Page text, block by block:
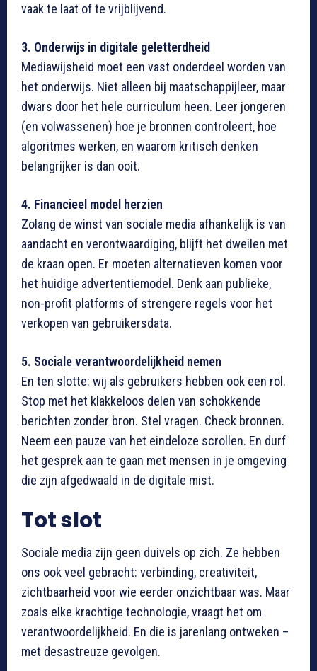
vaak te laat of te vrijblijvend.
3. Onderwijs in digitale geletterdheid
Mediawijsheid moet een vast onderdeel worden van
het onderwijs. Niet alleen bij maatschappijleer, maar
dwars door het hele curriculum heen. Leer jongeren
(en volwassenen) hoe je bronnen controleert, hoe
algoritmes werken, en waarom kritisch denken
belangrijker is dan ooit.
4. Financieel model herzien
Zolang de winst van sociale media afhankelijk is van
aandacht en verontwaardiging, blijft het dweilen met
de kraan open. Er moeten alternatieven komen voor
het huidige advertentiemodel. Denk aan publieke,
non-profit platforms of strengere regels voor het
verkopen van gebruikersdata.
5. Sociale verantwoordelijkheid nemen
En ten slotte: wij als gebruikers hebben ook een rol.
Stop met het klakkeloos delen van schokkende
berichten zonder bron. Stel vragen. Check bronnen.
Neem een pauze van het eindeloze scrollen. En durf
het gesprek aan te gaan met mensen in je omgeving
die zijn afgedwaald in de digitale mist.
Tot slot
Sociale media zijn geen duivels op zich. Ze hebben
ons ook veel gebracht: verbinding, creativiteit,
zichtbaarheid voor wie eerder onzichtbaar was. Maar
zoals elke krachtige technologie, vraagt het om
verantwoordelijkheid. En die is jarenlang ontweken –
met desastreuze gevolgen.